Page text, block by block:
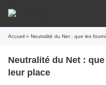
Accueil » Neutralité du Net : que les
Neutralité du Net :
leur place